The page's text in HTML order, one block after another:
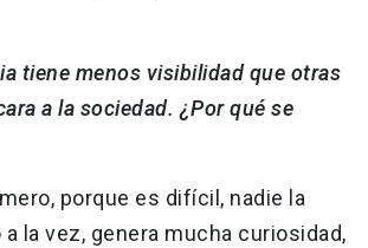
tiene menos visibilidad que otras
a la sociedad. ¿Por qué se
porque es difícil, nadie la
la vez, genera mucha curiosidad,